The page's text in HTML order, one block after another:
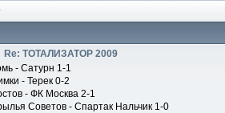
Re: ТОТАЛИЗАТОР 2009
- Сатурн 1-1
- Терек 0-2
- ФК Москва 2-1
Советов - Спартак Нальчик 1-0